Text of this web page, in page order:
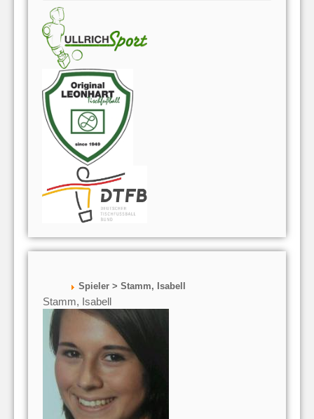
Spieler > Stamm, Isabell
Stamm, Isabell